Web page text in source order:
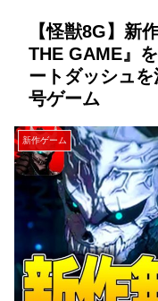
【怪獣8G】新
THE GAME』
ートダッシュ
号ゲーム
新作ゲーム